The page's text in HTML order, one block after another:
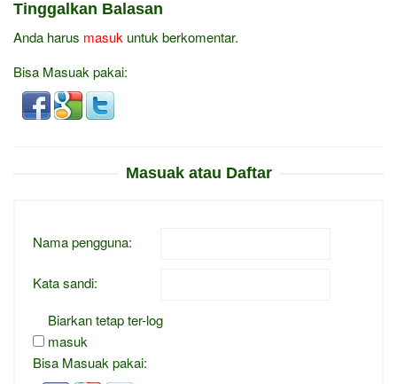
Tinggalkan Balasan
Anda harus masuk untuk berkomentar.
Bisa Masuak pakai:
Masuak atau Daftar
Nama pengguna:
Kata sandi:
Biarkan tetap ter-log
masuk
Bisa Masuak pakai: